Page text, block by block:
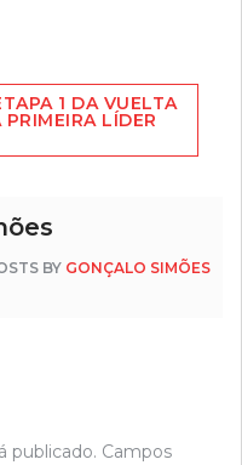
1 DA VUELTA
LÍDER
BY GONÇALO SIMÕES
publicado. Campos